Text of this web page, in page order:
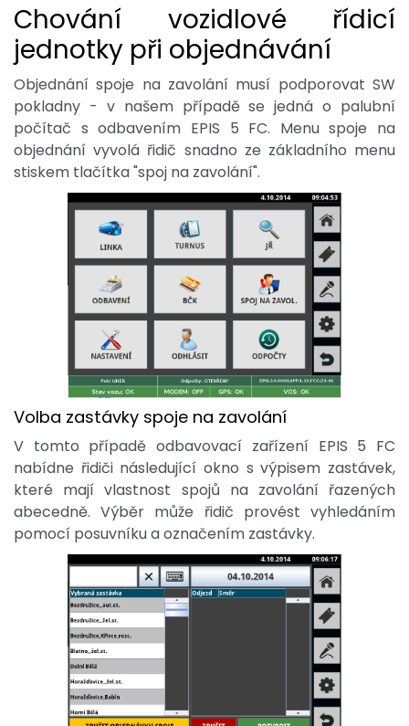
Chování vozidlové řídicí
jednotky při objednávání
Objednání spoje na zavolání musí podporovat SW
pokladny - v našem případě se jedná o palubní
počítač s odbavením EPIS 5 FC. Menu spoje na
objednání vyvolá řidič snadno ze základního menu
stiskem tlačítka "spoj na zavolání".
Volba zastávky spoje na zavolání
V tomto případě odbavovací zařízení EPIS 5 FC
nabídne řidiči následující okno s výpisem zastávek,
které mají vlastnost spojů na zavolání řazených
abecedně. Výběr může řidič provést vyhledáním
pomocí posuvníku a označením zastávky.